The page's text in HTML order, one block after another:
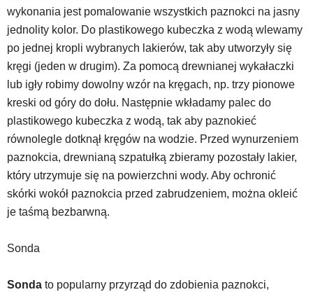
wykonania jest pomalowanie wszystkich paznokci na jasny
jednolity kolor. Do plastikowego kubeczka z wodą wlewamy
po jednej kropli wybranych lakierów, tak aby utworzyły się
kręgi (jeden w drugim). Za pomocą drewnianej wykałaczki
lub igły robimy dowolny wzór na kręgach, np. trzy pionowe
kreski od góry do dołu. Następnie wkładamy palec do
plastikowego kubeczka z wodą, tak aby paznokieć
równolegle dotknął kręgów na wodzie. Przed wynurzeniem
paznokcia, drewnianą szpatułką zbieramy pozostały lakier,
który utrzymuje się na powierzchni wody. Aby ochronić
skórki wokół paznokcia przed zabrudzeniem, można okleić
je taśmą bezbarwną.
Sonda
Sonda to popularny przyrząd do zdobienia paznokci,